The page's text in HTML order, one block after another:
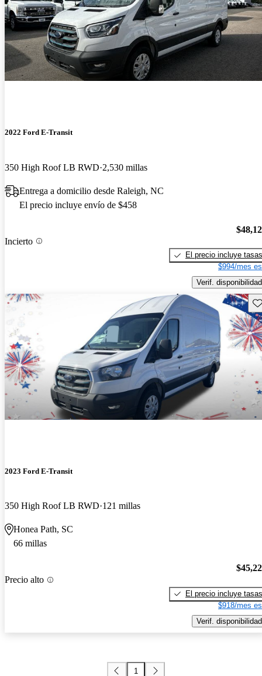
2022 Ford E-Transit
350 High Roof LB RWD 2,530 millas
Entrega a domicilio desde Raleigh, NC
El precio incluye envío de $458
Incierto
El precio incluye tasas
$994/mes
Verif. disponibilidad
2023 Ford E-Transit
350 High Roof LB RWD 121 millas
Honea Path, SC
66 millas
Precio alto
El precio incluye tasas
$918/mes
Verif. disponibilidad
1